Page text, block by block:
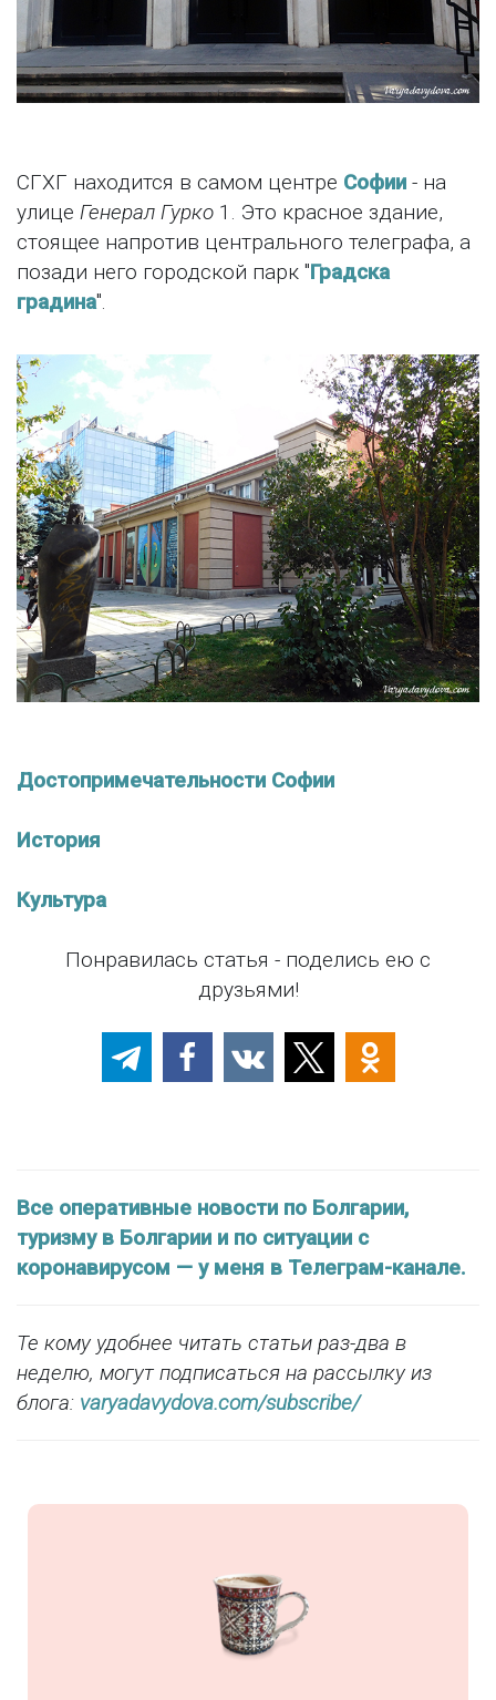
СГХГ находится в самом центре Софии - на
улице Генерал Гурко 1. Это красное здание,
стоящее напротив центрального телеграфа, а
позади него городской парк "Градска
градина".
Достопримечательности Софии
История
Культура
Понравилась статья - поделись ею с
друзьями!
Все оперативные новости по Болгарии,
туризму в Болгарии и по ситуации с
коронавирусом — у меня в Телеграм-канале.
Те кому удобнее читать статьи раз-два в
неделю, могут подписаться на рассылку из
блога: varyadavydova.com/subscribe/